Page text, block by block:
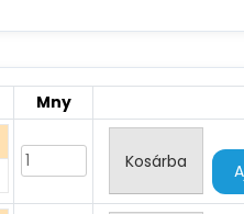
Mny
Kosárba